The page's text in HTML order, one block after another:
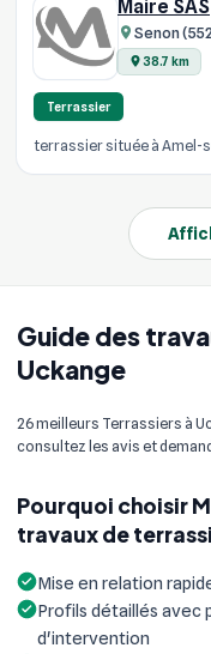
Guide des
Uckange
26 meilleurs Terrassiers à
consultez les avis et
Pourquoi choisir
travaux de
Mise en relation
Profils détaillés avec
d'intervention
Maire SAS
Senon
38.7 km
Terrassier
terrassier située à Amel-